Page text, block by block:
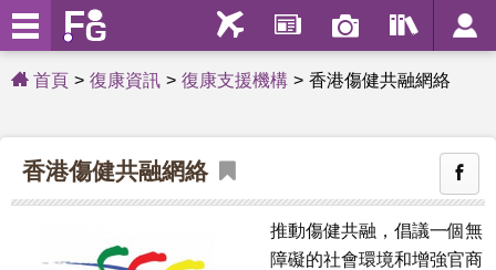
首頁 復康資訊 復康支援機構 香港傷健共融網絡
香港傷健共融網絡
推動傷健共融，倡議一個無
障礙的社會環境和增強官商